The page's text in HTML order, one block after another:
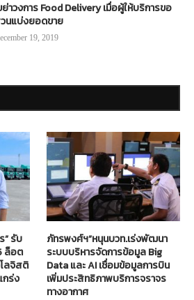
ย่าวงการ Food Delivery เมื่อผู้ให้บริการขอ
นแบ่งยอดขาย
19, 2019
รับ
ล็อต
ลจิสติ
กร่ง
ภัทรพงศ์ฯ”หนุนบวท.เร่งพัฒนา
ระบบบริหารจัดการข้อมูล Big
Data และ AI เชื่อมข้อมูลการบิน
เพิ่มประสิทธิภาพบริการจราจร
ทางอากาศ